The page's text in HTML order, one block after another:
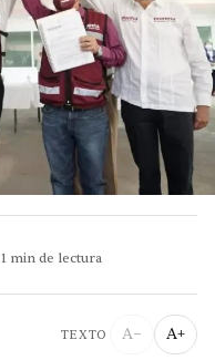
1 min de lectura
TEXTO A− A+